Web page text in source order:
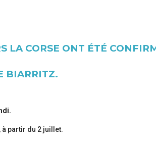
LA CORSE ONT ÉTÉ
BIARRITZ.
partir du 2 juillet.